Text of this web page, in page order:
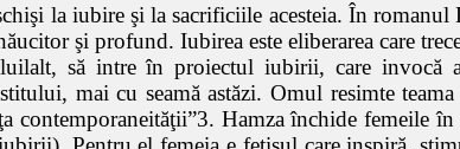
la iubire şi la sacrificiile acesteia. În
şi profund. Iubirea este eliberarea care
să intre în proiectul iubirii, care invocă
mai cu seamă astăzi. Omul resimte
contemporaneităţii”3. Hamza închide femeile